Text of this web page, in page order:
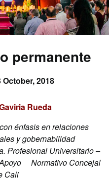
permanente
October, 2018
Rueda
énfasis en relaciones
y gobernabilidad
Profesional Universitario –
Normativo Concejal
Cali